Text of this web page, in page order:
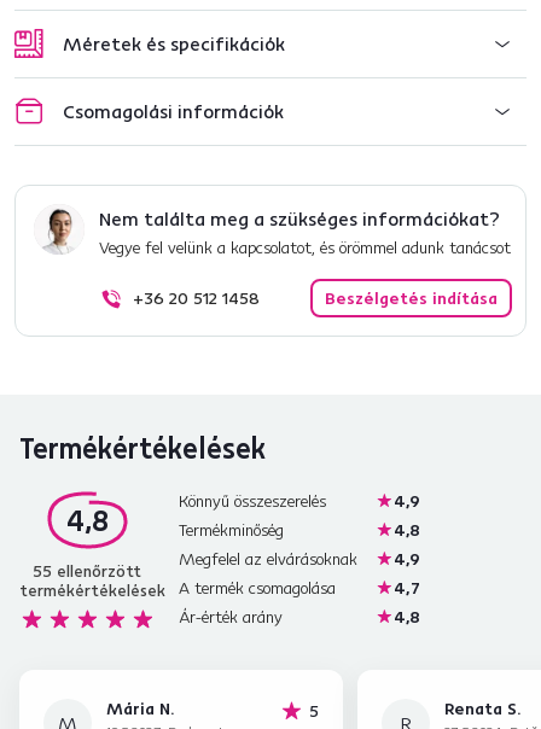
Méretek és specifikációk
Csomagolási információk
Nem találta meg a szükséges információkat?
Vegye fel velünk a kapcsolatot, és örömmel adunk tanácsot
+36 20 512 1458 Beszélgetés indítása
Termékértékelések
4,8
55 ellenőrzött
termékértékelések
Könnyű összeszerelés
4,9
Termékminőség
4,8
Megfelel az elvárásoknak
4,9
A termék csomagolása
4,7
Ár-érték arány
4,8
M
Mária N. 5hviezdičiek
R
Renata S.